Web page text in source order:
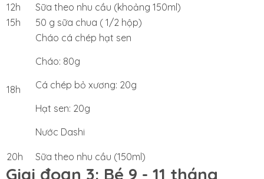
12h
Sữa theo nhu cầu (khoảng 150ml)
15h
50 g sữa chua ( 1/2 hộp)
18h
Cháo cá chép hạt sen
Cháo: 80g
Cá chép bỏ xương: 20g
Hạt sen: 20g
Nước Dashi
20h Sữa theo nhu cầu (150ml)
Giai đoạn 3: Bé 9 - 11 tháng